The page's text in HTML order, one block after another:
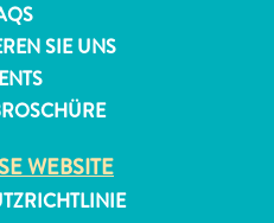
SIE UNS
WEBSITE